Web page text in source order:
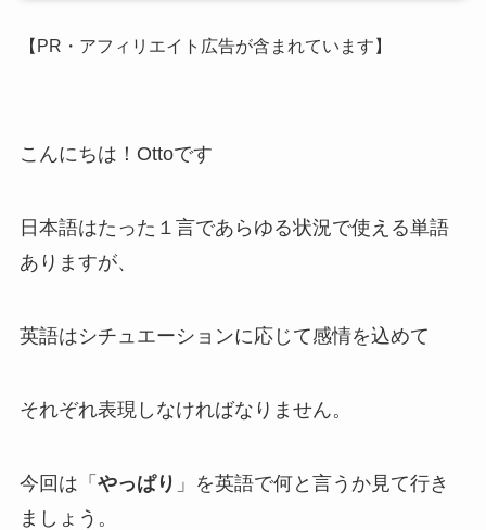
【PR・アフィリエイト広告が含まれています】
こんにちは！Ottoです
日本語はたった１言であらゆる状況で使える単語
ありますが、
英語はシチュエーションに応じて感情を込めて
それぞれ表現しなければなりません。
今回は「 やっぱり 」を英語で何と言うか見て行き
ましょう。